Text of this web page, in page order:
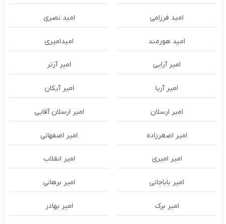
امید فرزامی امید نصری
امید هورمند امیدامیری
امیر آرایی امیر آرتر
امیر آریا امیر آیکان
امیر ارسلان امیر ارسلان آقایی
امیر اصغرزاده امیر اصفهانی
امیر امیری امیر انقلاب
امیر باباجانی امیر برهانی
امیر برک امیر بهادر